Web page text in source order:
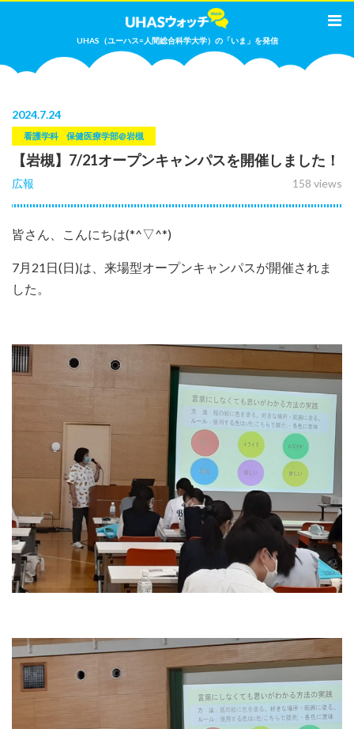
UHAS（ユーハス=人間総合科学大学）の「いま」を発信
2024.7.24
看護学科 保健医療学部@岩槻
【岩槻】7/21オープンキャンパスを開催しました！
158 views
広報
皆さん、こんにちは(*^▽^*)
7月21日(日)は、来場型オープンキャンパスが開催されま
した。